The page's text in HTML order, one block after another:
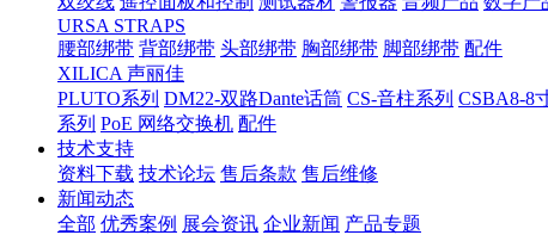
URSA STRAPS
腰部绑带 背部绑带 头部绑带 胸部绑带 脚部绑带 配件
XILICA 声丽佳
PLUTO系列 DM22-双路Dante话筒 CS-音柱系列 CSBA8-8
系列 PoE 网络交换机 配件
技术支持
资料下载 技术论坛 售后条款 售后维修
新闻动态
全部 优秀案例 展会资讯 企业新闻 产品专题